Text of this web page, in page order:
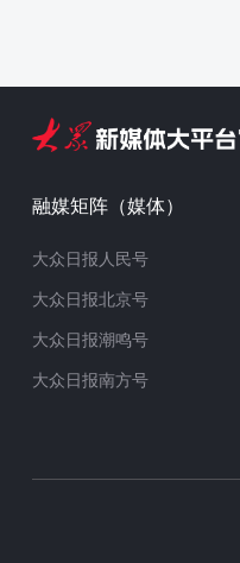
融媒矩阵（媒体）
大众日报人民号
大众日报北京号
大众日报潮鸣号
大众日报南方号